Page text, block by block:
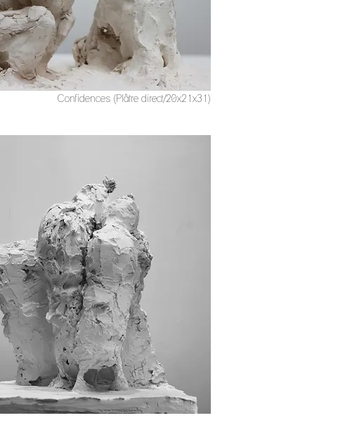
Confidences (Plâtre direct/20x21x31)